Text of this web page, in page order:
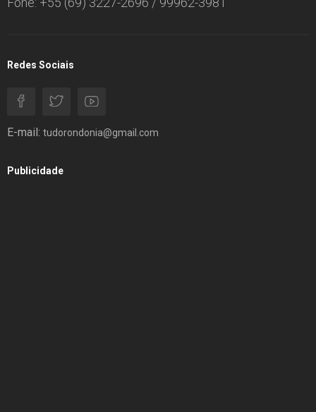
Redes Sociais
E-mail: tudorondonia@gmail.com
Publicidade